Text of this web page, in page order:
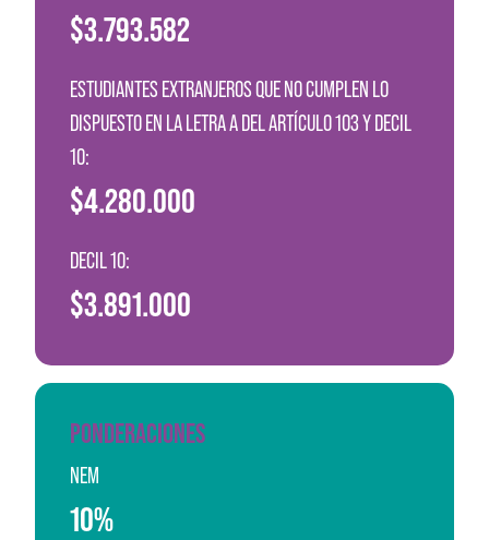
$3.793.582
ESTUDIANTES EXTRANJEROS QUE NO CUMPLEN LO
DISPUESTO EN LA LETRA A DEL ARTÍCULO 103 Y DECIL
10:
$4.280.000
DECIL 10:
$3.891.000
PONDERACIONES
NEM
10%